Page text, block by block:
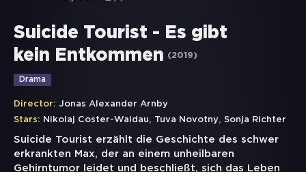
Suicide Tourist - Es gibt
kein Entkommen
(2019)
Drama
Director: Jonas Alexander Arnby
Stars: Nikolaj Coster-Waldau, Tuva Novotny, Sonja Richter
Suicide Tourist erzählt die Geschichte des schwer
erkrankten Max, der an einem unheilbaren
Gehirntumor leidet und beschließt, sich das Leben